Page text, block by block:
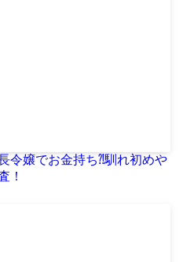
令嬢でお金持ち⁈馴れ初めや
！